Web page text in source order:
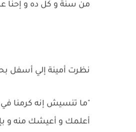
من سنة و كل ده و إحنا
نظرت أمينة إلي أسفل
"ما تنسيش إنه كرمنا
أعلمك و أعيشك منه و